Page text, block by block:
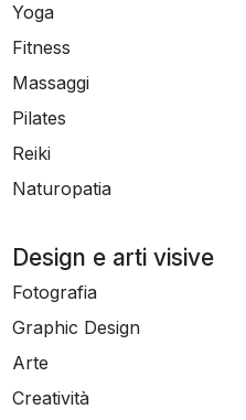
Yoga
Fitness
Massaggi
Pilates
Reiki
Naturopatia
Design e arti visive
Fotografia
Graphic Design
Arte
Creatività